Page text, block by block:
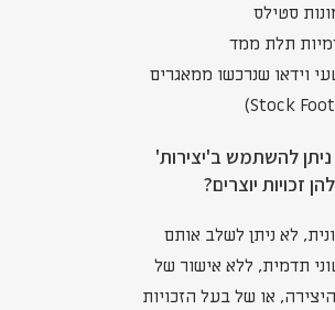
סטילס
תלת ממד
וידאו שנרכשו ממאגרים
להשתמש ב'יצירות'
זכויות יוצרים?
לא ניתן לשלב אותם
תדמית, ללא אישור של
או של בעל הזכויות